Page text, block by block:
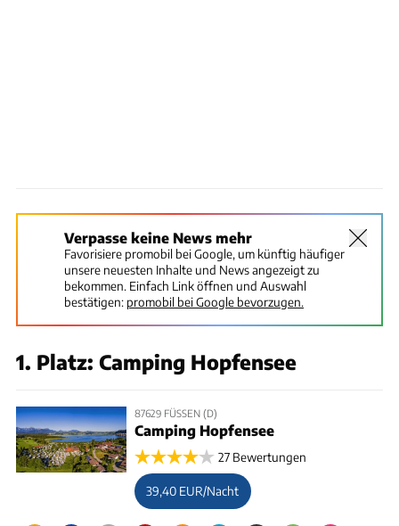
Verpasse keine News mehr
Favorisiere promobil bei Google, um künftig häufiger
unsere neuesten Inhalte und News angezeigt zu
bekommen. Einfach Link öffnen und Auswahl
bestätigen: promobil bei Google bevorzugen.
1. Platz: Camping Hopfensee
87629 FÜSSEN (D)
Camping Hopfensee
27 Bewertungen
39,40 EUR/Nacht